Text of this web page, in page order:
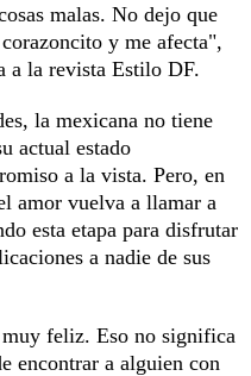
malas. No dejo que
y me afecta",
a la revista Estilo DF.
la mexicana no tiene
actual estado
a la vista. Pero, en
amor vuelva a llamar a
esta etapa para disfrutar
a nadie de sus
feliz. Eso no significa
encontrar a alguien con